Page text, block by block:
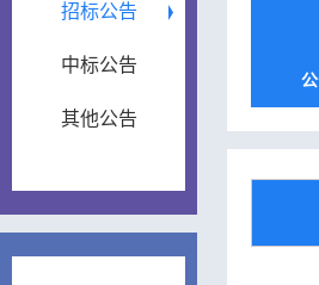
招标公告
中标公告
其他公告